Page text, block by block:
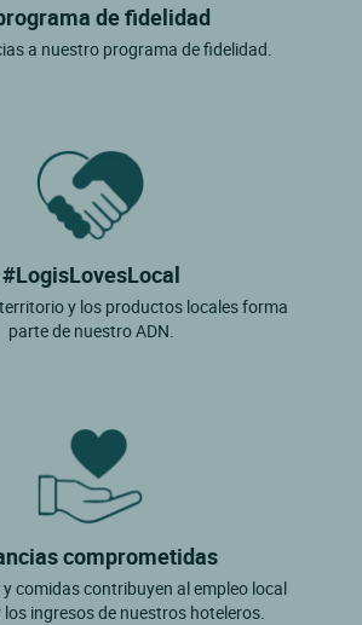
de fidelidad
a nuestro programa de fidelidad.
#LogisLovesLocal
y los productos locales forma
parte de nuestro ADN.
comprometidas
comidas contribuyen al empleo local
ingresos de nuestros hoteleros.